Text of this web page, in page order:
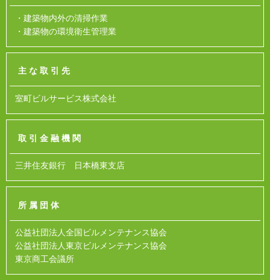
・建築物内外の清掃作業
・建築物の環境衛生管理業
主な取引先
室町ビルサービス株式会社
取引金融機関
三井住友銀行 日本橋東支店
所属団体
公益社団法人全国ビルメンテナンス協会
公益社団法人東京ビルメンテナンス協会
東京商工会議所